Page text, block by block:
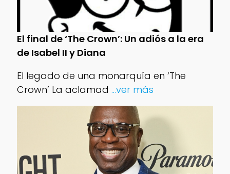
El final de ‘The Crown’: Un adiós a la era
de Isabel II y Diana
El legado de una monarquía en ‘The
Crown’ La aclamad ...ver más